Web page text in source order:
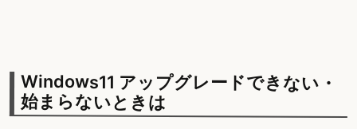
Windows11 アップグレードできない・
始まらないときは